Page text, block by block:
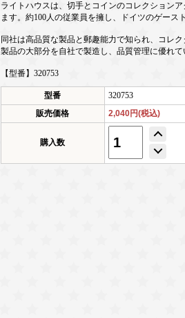
ライトハウスは、切手とコインのコレクション
ます。約100人の従業員を擁し、ドイツのゲース
同社は高品質な製品と郵趣能力で知られ、コレ
製品の大部分を自社で製造し、品質管理に優れて
【型番】320753
型番
320753
販売価格
2,040円(税込)
購入数